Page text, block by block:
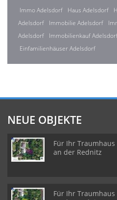
Immo Adelsdorf Haus Adelsdorf
Adelsdorf
Immobilie Adelsdorf
Adelsdorf
Immobilienkauf
Einfamilienhäuser Adelsdorf
NEUE OBJEKTE
Für Ihr
an der Rednitz
Für Ihr